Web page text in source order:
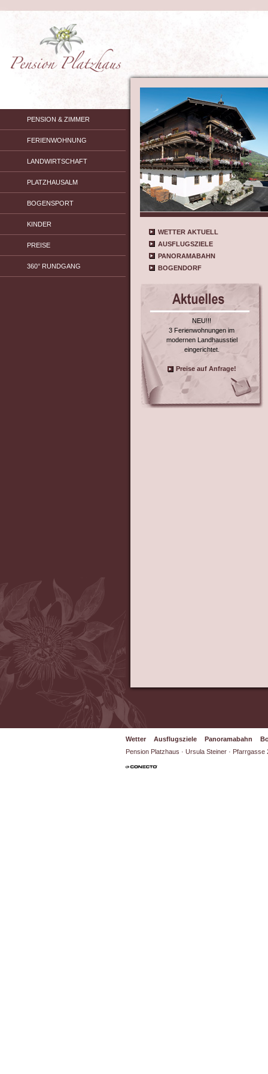
PENSION & ZIMMER
FERIENWOHNUNG
LANDWIRTSCHAFT
PLATZHAUSALM
BOGENSPORT
KINDER
PREISE
360° RUNDGANG
WETTER AKTUELL
AUSFLUGSZIELE
PANORAMABAHN
BOGENDORF
NEU!!!
3 Ferienwohnungen im
modernen Landhausstiel
eingerichtet.
Preise auf Anfrage!
Wetter Ausflugsziele Panoramabahn
Pension Platzhaus · Ursula Steiner ·